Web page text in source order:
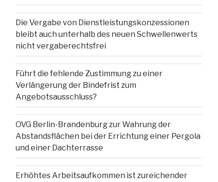
Die Vergabe von Dienstleistungskonzessionen
bleibt auch unterhalb des neuen Schwellenwerts
nicht vergaberechtsfrei
Führt die fehlende Zustimmung zu einer
Verlängerung der Bindefrist zum
Angebotsausschluss?
OVG Berlin-Brandenburg zur Wahrung der
Abstandsflächen bei der Errichtung einer Pergola
und einer Dachterrasse
Erhöhtes Arbeitsaufkommen ist zureichender